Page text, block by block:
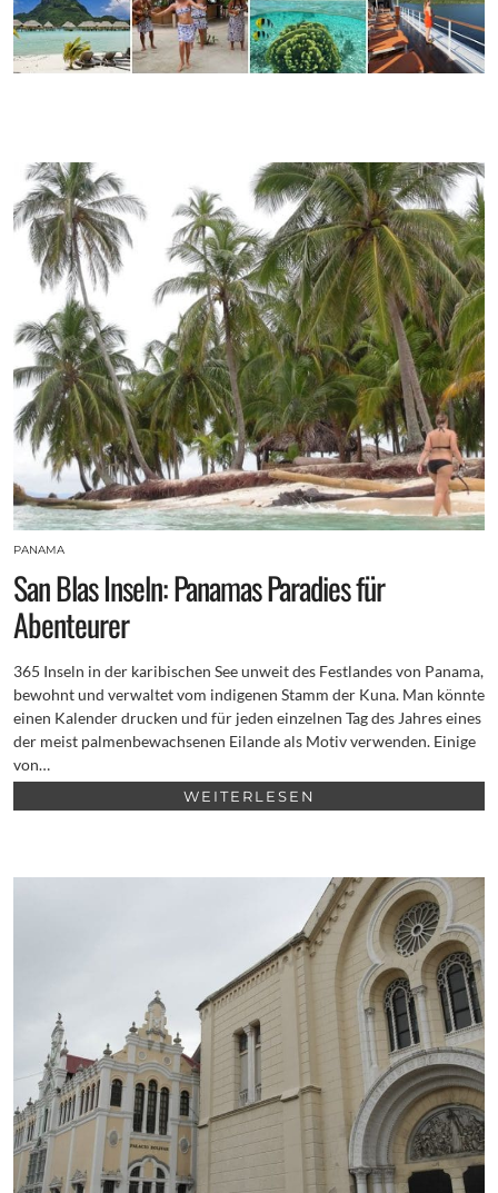
PANAMA
San Blas Inseln: Panamas Paradies für
Abenteurer
365 Inseln in der karibischen See unweit des Festlandes von Panama,
bewohnt und verwaltet vom indigenen Stamm der Kuna. Man könnte
einen Kalender drucken und für jeden einzelnen Tag des Jahres eines
der meist palmenbewachsenen Eilande als Motiv verwenden. Einige
von…
WEITERLESEN